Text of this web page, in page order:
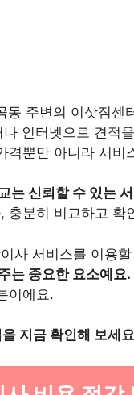
동 주변의 이삿짐센
인터넷으로 견적
격뿐만 아니라 서비
는 신뢰할 수 있는
충분히 비교하고 확
사 서비스를 이용
는 중요한 요소예요.
이에요.
지금 확인해 보세